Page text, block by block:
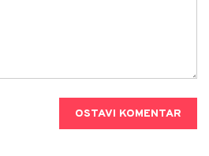
OSTAVI KOMENTAR